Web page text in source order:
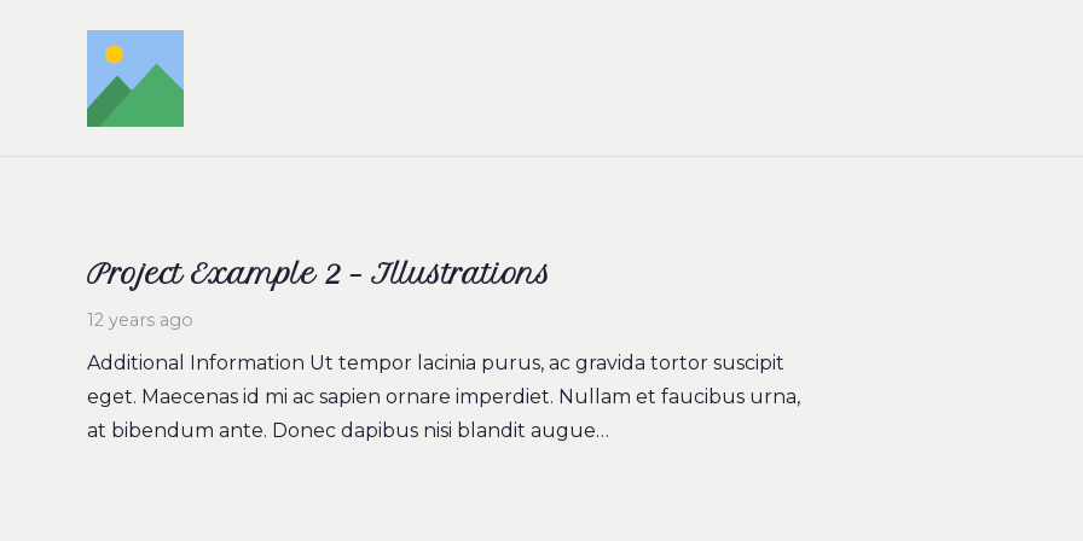
Project Example 2 – Illustrations
12 years ago
Additional Information Ut tempor lacinia purus, ac gravida tortor suscipit
eget. Maecenas id mi ac sapien ornare imperdiet. Nullam et faucibus urna,
at bibendum ante. Donec dapibus nisi blandit augue…